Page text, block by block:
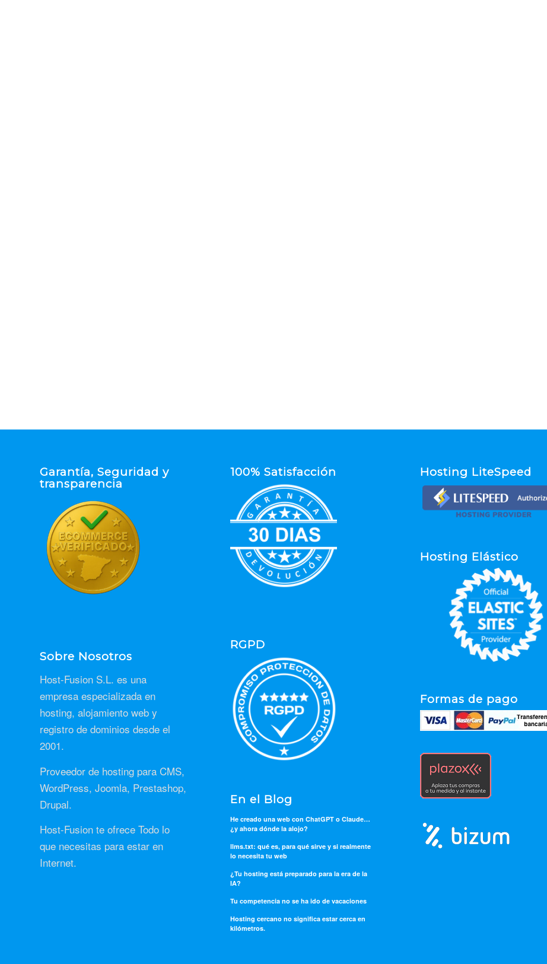
Garantía, Seguridad y
transparencia
Sobre Nosotros
Host-Fusion S.L. es una
empresa especializada en
hosting, alojamiento web y
registro de dominios desde el
2001.
Proveedor de hosting para CMS,
WordPress, Joomla, Prestashop,
Drupal.
Host-Fusion te ofrece Todo lo
que necesitas para estar en
Internet.
100% Satisfacción
RGPD
En el Blog
He creado una web con ChatGPT o Claude…
¿y ahora dónde la alojo?
llms.txt: qué es, para qué sirve y si realmente
lo necesita tu web
¿Tu hosting está preparado para la era de la
IA?
Tu competencia no se ha ido de vacaciones
Hosting cercano no significa estar cerca en
kilómetros.
Hosting LiteSpeed
Hosting Elástico
Formas de pago